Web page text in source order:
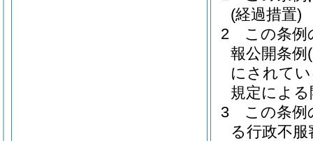
(経過措置)
2
この条例
報公開条例
にされて
規定によ
3
この条例
る行政不